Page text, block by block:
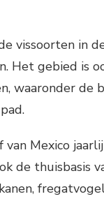
vissoorten in
Het gebied is
waaronder de
Mexico
de thuisbasis